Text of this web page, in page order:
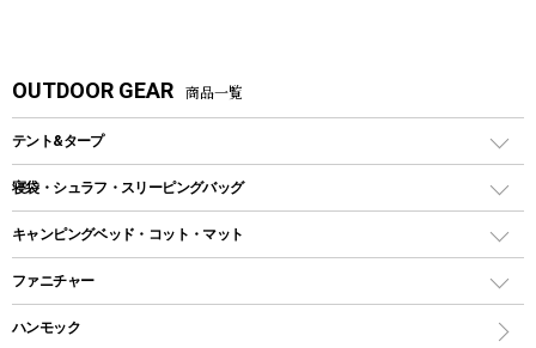
OUTDOOR GEAR 商品一覧
テント&タープ
テント
ツールームテント
ワンポールテント
シェルターテント
寝袋・シュラフ・スリーピングバッグ
レクタングラー型（封筒型）シュラフ
インナーシュラフ
キャンピングベッド・コット・マット
キャンピングベッド・コット
ファニチャー
アウトドアテーブル
ハンモック